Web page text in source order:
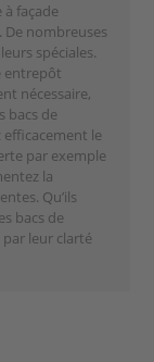
façade
nombreuses
spéciales.
entrepôt
nécessaire,
bacs de
le
par exemple
la
Qu’ils
bacs de
leur clarté